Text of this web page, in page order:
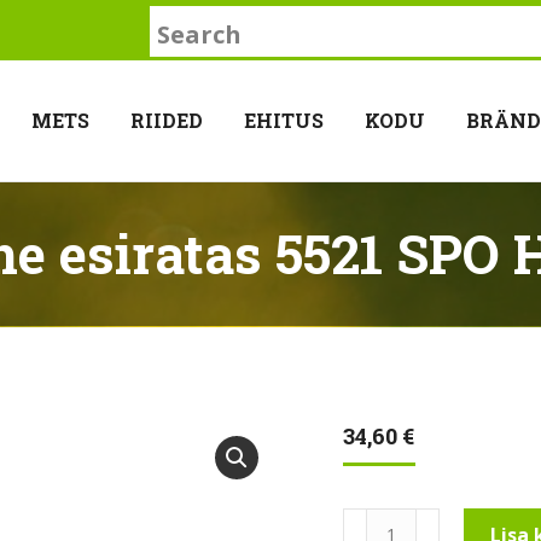
Search:
METS RIIDED EHITUS KODU
esiratas 5521 SPO
34,60 €
Parempoolne
Lisa